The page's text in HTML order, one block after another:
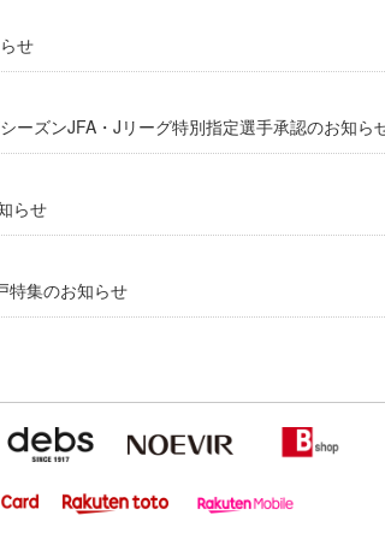
せ
ーズンJFA・Jリーグ特別指定選手承認のお知ら
らせ
特集のお知らせ